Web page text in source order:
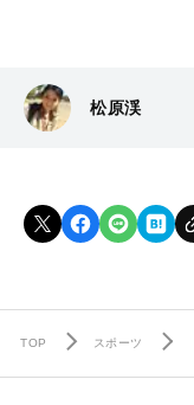
松原渓
TOP スポーツ